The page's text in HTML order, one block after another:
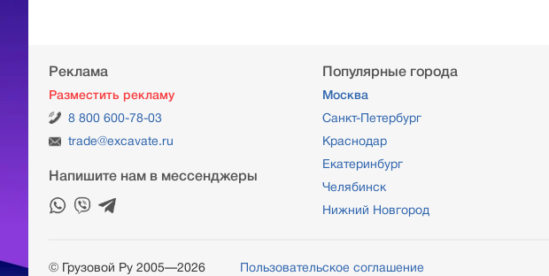
Реклама
Разместить рекламу
8 800 600-78-03
trade@excavate.ru
Напишите нам в мессенджеры
Популярные города
Москва
Санкт-Петербург
Краснодар
Екатеринбург
Челябинск
Нижний Новгород
© Грузовой Ру 2005—2026 Пользовательское соглашение